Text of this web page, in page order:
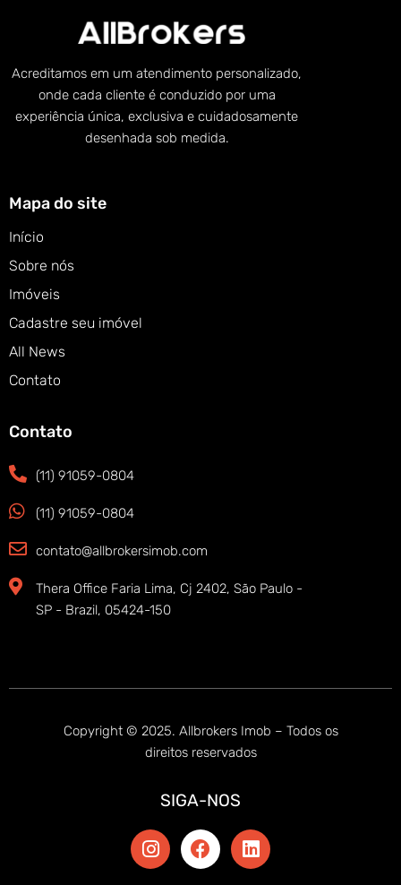
Acreditamos em um atendimento personalizado,
onde cada cliente é conduzido por uma
experiência única, exclusiva e cuidadosamente
desenhada sob medida.
Mapa do site
Início
Sobre nós
Imóveis
Cadastre seu imóvel
All News
Contato
Contato
(11) 91059-0804
(11) 91059-0804
contato@allbrokersimob.com
Thera Office Faria Lima, Cj 2402, São Paulo -
SP - Brazil, 05424-150
Copyright © 2025. Allbrokers Imob – Todos os
direitos reservados
SIGA-NOS